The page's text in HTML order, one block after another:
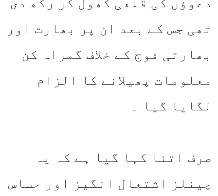
تھی جس کے بعد ان پر بھارت اور
بھارتی فوج کے خلاف گمراہ کن
معلومات پھیلانے کا الزام
لگایا گیا ۔
صرف اتنا کہا گیا ہے کہ یہ
چینلز اشتعال انگیز اور حساس